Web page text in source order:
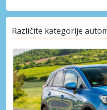
Različite kategorije